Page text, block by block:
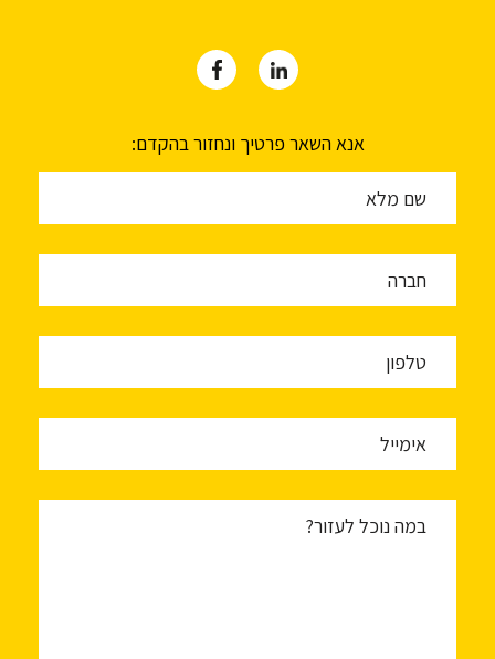
אנא השאר פרטיך ונחזור בהקדם: